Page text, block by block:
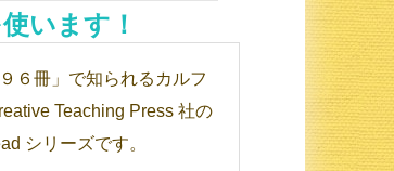
います！
６冊」で知られるカルフ
Teaching Press 社の
シリーズです。